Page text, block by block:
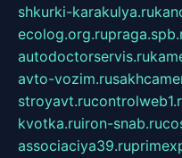
shkurki-karakulya.ru
ecolog.org.ru
autodoctorservis.ru
avto-vozim.ru
stroyavt.ru
kvotka.ruiron-snab.ru
associaciya39.ru